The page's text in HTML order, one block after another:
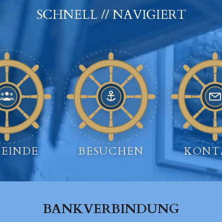
SCHNELL // NAVIGIERT
BESUCHEN
BANKVERBINDUNG